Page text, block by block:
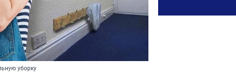
уборку